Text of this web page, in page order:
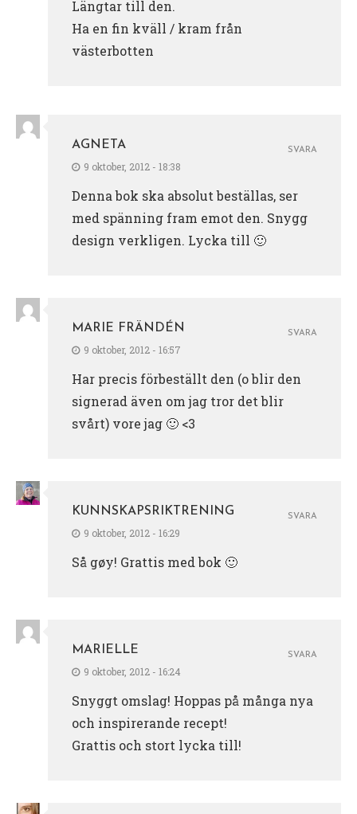
Längtar till den.
Ha en fin kväll / kram från
västerbotten
AGNETA
9 oktober, 2012 - 18:38
Denna bok ska absolut beställas, ser
med spänning fram emot den. Snygg
design verkligen. Lycka till 🙂
SVARA
MARIE FRÄNDÉN
9 oktober, 2012 - 16:57
Har precis förbeställt den (o blir den
signerad även om jag tror det blir
svårt) vore jag 🙂 <3
SVARA
KUNNSKAPSRIKTRENING
9 oktober, 2012 - 16:29
Så gøy! Grattis med bok 🙂
SVARA
MARIELLE
9 oktober, 2012 - 16:24
Snyggt omslag! Hoppas på många nya
och inspirerande recept!
Grattis och stort lycka till!
SVARA